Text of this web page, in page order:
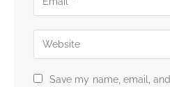
Save my name, email,